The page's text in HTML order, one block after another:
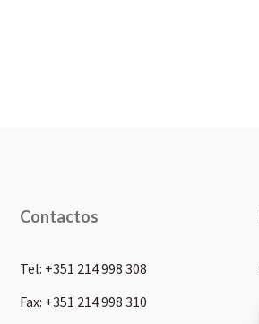
Contactos
Tel: +351 214 998 308
Fax: +351 214 998 310